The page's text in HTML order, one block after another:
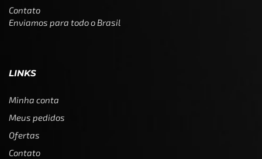
Contato
Enviamos para todo o Brasil
LINKS
Minha conta
Meus pedidos
Ofertas
Contato